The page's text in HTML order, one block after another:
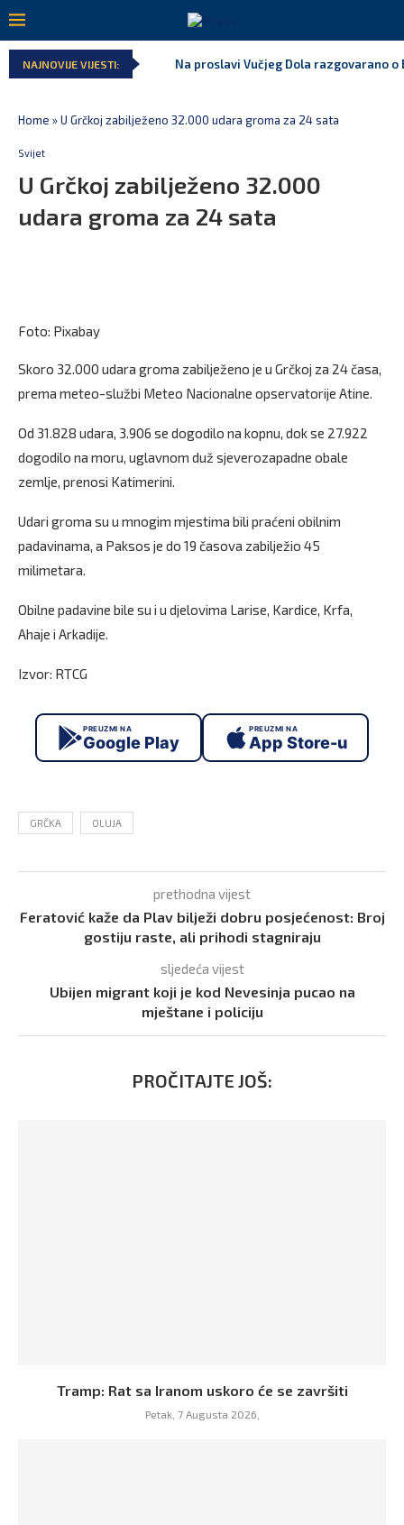
NAJNOVIJE VIJESTI: Na proslavi Vučjeg Dola razgovarano
Home »U Grčkoj zabilježeno 32.000 udara groma za 24 sata
Svijet
U Grčkoj zabilježeno 32.000
udara groma za 24 sata
Foto: Pixabay
Skoro 32.000 udara groma zabilježeno je u Grčkoj za 24 časa,
prema meteo-službi Meteo Nacionalne opservatorije Atine.
Od 31.828 udara, 3.906 se dogodilo na kopnu, dok se 27.922
dogodilo na moru, uglavnom duž sjeverozapadne obale
zemlje, prenosi Katimerini.
Udari groma su u mnogim mjestima bili praćeni obilnim
padavinama, a Paksos je do 19 časova zabilježio 45
milimetara.
Obilne padavine bile su i u djelovima Larise, Kardice, Krfa,
Ahaje i Arkadije.
Izvor: RTCG
PREUZMI NA
Google Play
PREUZMI NA
App Store-u
GRČKA OLUJA
prethodna vijest
Feratović kaže da Plav bilježi dobru posjećenost: Broj
gostiju raste, ali prihodi stagniraju
sljedeća vijest
Ubijen migrant koji je kod Nevesinja pucao na
mještane i policiju
PROČITAJTE JOŠ:
Tramp: Rat sa Iranom uskoro će se završiti
Petak, 7 Augusta 2026,